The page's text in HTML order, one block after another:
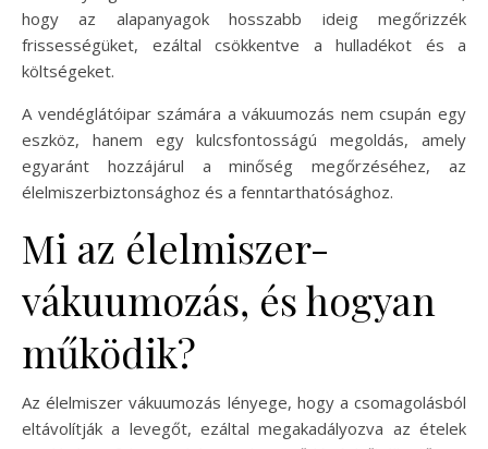
hogy az alapanyagok hosszabb ideig megőrizzék
frissességüket, ezáltal csökkentve a hulladékot és a
költségeket.
A vendéglátóipar számára a vákuumozás nem csupán egy
eszköz, hanem egy kulcsfontosságú megoldás, amely
egyaránt hozzájárul a minőség megőrzéséhez, az
élelmiszerbiztonsághoz és a fenntarthatósághoz.
Mi az élelmiszer-
vákuumozás, és hogyan
működik?
Az élelmiszer vákuumozás lényege, hogy a csomagolásból
eltávolítják a levegőt, ezáltal megakadályozva az ételek